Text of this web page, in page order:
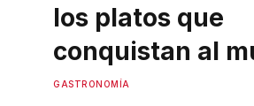
los platos que
conquistan al
GASTRONOMÍA